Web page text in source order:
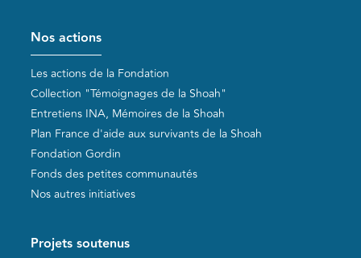
Pied de page
Nos actions
Les actions de la Fondation
Collection "Témoignages de la Shoah"
Entretiens INA, Mémoires de la Shoah
Plan France d'aide aux survivants de la Shoah
Fondation Gordin
Fonds des petites communautés
Nos autres initiatives
Projets soutenus